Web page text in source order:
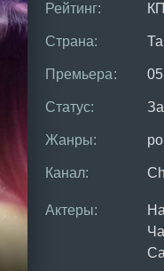
Рейтинг:
Страна:
Премьера:
Статус:
Жанры:
Канал:
Актеры: